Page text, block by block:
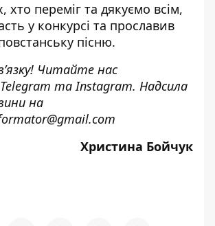
хто переміг та дякуємо всім,
у конкурсі та прославив
пісню.
Читайте нас
Telegram таInstagram. Надсила
на
Христина Бойчук